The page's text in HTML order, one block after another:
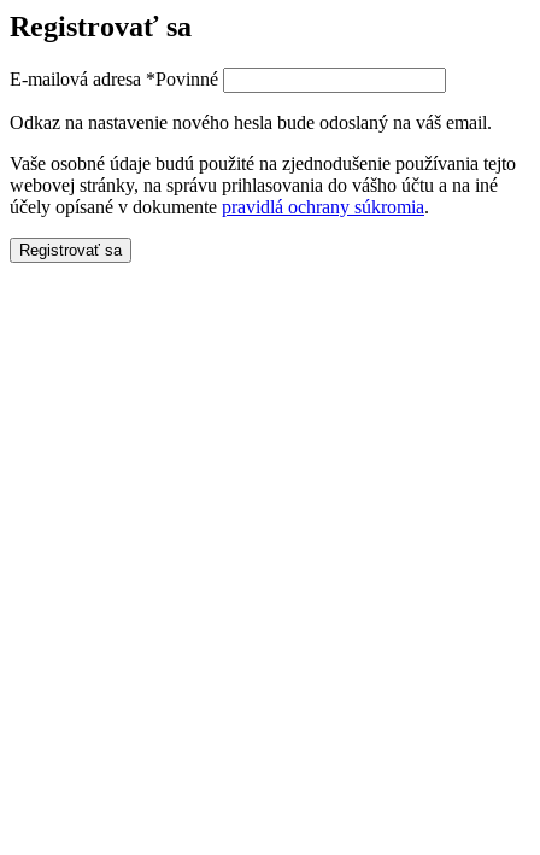
Registrovať sa
E-mailová adresa *Povinné
Odkaz na nastavenie nového hesla bude odoslaný na váš email.
Vaše osobné údaje budú použité na zjednodušenie používania tejto
webovej stránky, na správu prihlasovania do vášho účtu a na iné
účely opísané v dokumente pravidlá ochrany súkromia.
Registrovať sa